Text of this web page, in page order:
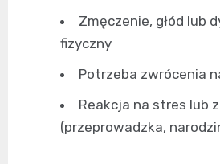
Zmęczenie, głód lub
fizyczny
Potrzeba zwrócenia
Reakcja na stres lub
(przeprowadzka,